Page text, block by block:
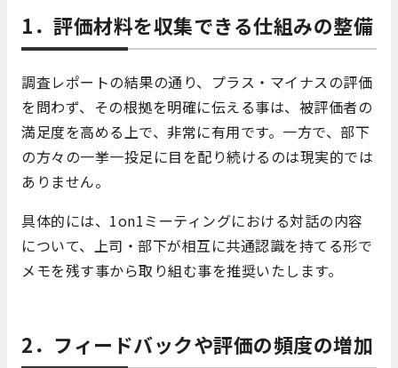
1．評価材料を収集できる仕組みの整備
調査レポートの結果の通り、プラス・マイナスの評価
を問わず、その根拠を明確に伝える事は、被評価者の
満足度を高める上で、非常に有用です。一方で、部下
の方々の一挙一投足に目を配り続けるのは現実的では
ありません。
具体的には、1on1ミーティングにおける対話の内容
について、上司・部下が相互に共通認識を持てる形で
メモを残す事から取り組む事を推奨いたします。
2．フィードバックや評価の頻度の増加